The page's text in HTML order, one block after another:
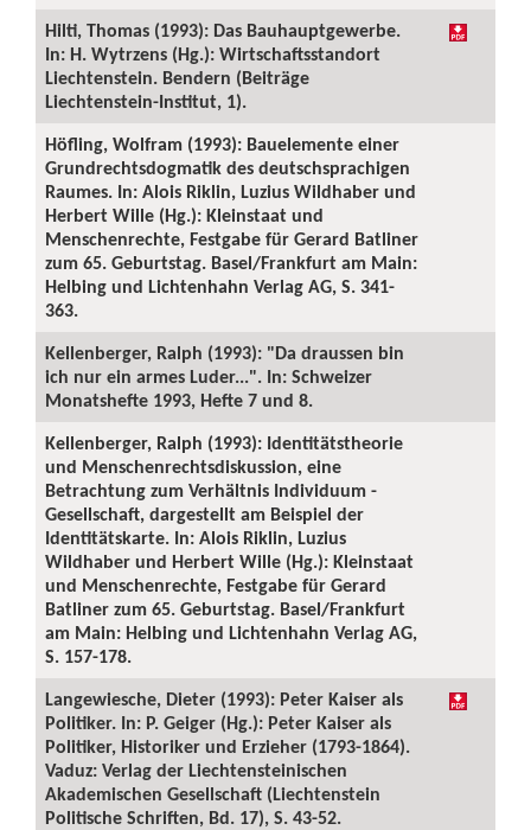
Hilti, Thomas (1993): Das Bauhauptgewerbe.
In: H. Wytrzens (Hg.): Wirtschaftsstandort
Liechtenstein. Bendern (Beiträge
Liechtenstein-Institut, 1).
Höfling, Wolfram (1993): Bauelemente einer
Grundrechtsdogmatik des deutschsprachigen
Raumes. In: Alois Riklin, Luzius Wildhaber und
Herbert Wille (Hg.): Kleinstaat und
Menschenrechte, Festgabe für Gerard Batliner
zum 65. Geburtstag. Basel/Frankfurt am Main:
Helbing und Lichtenhahn Verlag AG, S. 341-
363.
Kellenberger, Ralph (1993): "Da draussen bin
ich nur ein armes Luder...". In: Schweizer
Monatshefte 1993, Hefte 7 und 8.
Kellenberger, Ralph (1993): Identitätstheorie
und Menschenrechtsdiskussion, eine
Betrachtung zum Verhältnis Individuum -
Gesellschaft, dargestellt am Beispiel der
Identitätskarte. In: Alois Riklin, Luzius
Wildhaber und Herbert Wille (Hg.): Kleinstaat
und Menschenrechte, Festgabe für Gerard
Batliner zum 65. Geburtstag. Basel/Frankfurt
am Main: Helbing und Lichtenhahn Verlag AG,
S. 157-178.
Langewiesche, Dieter (1993): Peter Kaiser als
Politiker. In: P. Geiger (Hg.): Peter Kaiser als
Politiker, Historiker und Erzieher (1793-1864).
Vaduz: Verlag der Liechtensteinischen
Akademischen Gesellschaft (Liechtenstein
Politische Schriften, Bd. 17), S. 43-52.